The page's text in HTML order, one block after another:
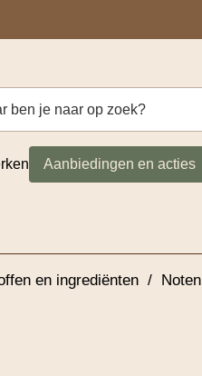
Aanbiedingen en acties
en ingrediënten / Noten